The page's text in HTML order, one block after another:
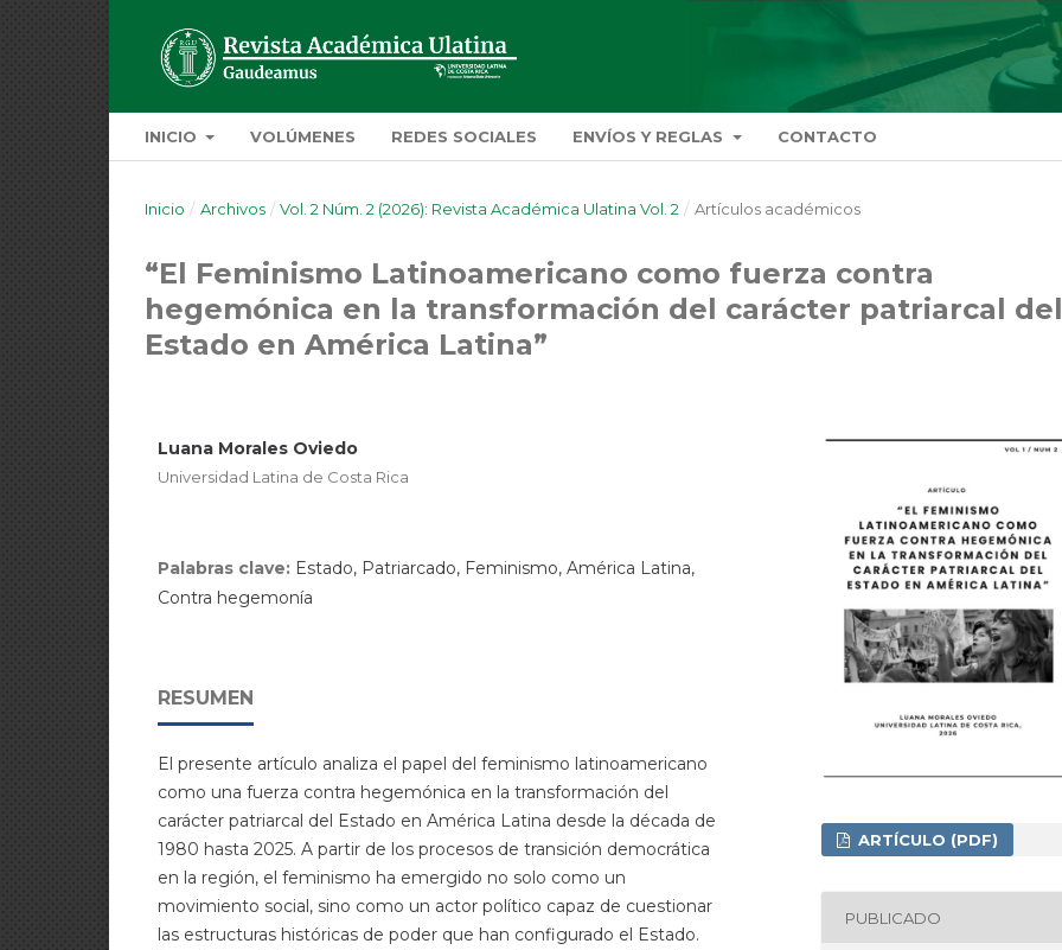
INICIO VOLÚMENES REDES SOCIALES ENVÍOS Y REGLAS CONTACTO
Inicio / Archivos / Vol. 2 Núm. 2 (2026): Revista Académica Ulatina Vol. 2 / Artículos académicos
“El Feminismo Latinoamericano como fuerza contra
hegemónica en la transformación del carácter patriarcal del
Estado en América Latina”
Luana Morales Oviedo
Universidad Latina de Costa Rica
Palabras clave: Estado, Patriarcado, Feminismo, América Latina,
Contra hegemonía
RESUMEN
El presente artículo analiza el papel del feminismo latinoamericano
como una fuerza contra hegemónica en la transformación del
carácter patriarcal del Estado en América Latina desde la década de
1980 hasta 2025. A partir de los procesos de transición democrática
en la región, el feminismo ha emergido no solo como un
movimiento social, sino como un actor político capaz de cuestionar
las estructuras históricas de poder que han configurado el Estado.
ARTÍCULO (PDF)
PUBLICADO